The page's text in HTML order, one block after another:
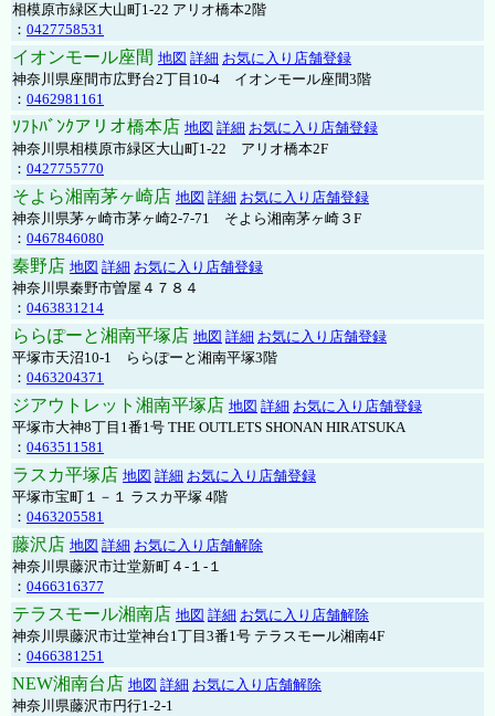
相模原市緑区大山町1-22 アリオ橋本2階
： 0427758531
イオンモール座間 地図 詳細 お気に入り店舗登録
神奈川県座間市広野台2丁目10-4 イオンモール座間3階
： 0462981161
ｿﾌﾄﾊﾞﾝｸアリオ橋本店 地図 詳細 お気に入り店舗登録
神奈川県相模原市緑区大山町1-22 アリオ橋本2F
： 0427755770
そよら湘南茅ヶ崎店 地図 詳細 お気に入り店舗登録
神奈川県茅ヶ崎市茅ヶ崎2‐7‐71 そよら湘南茅ヶ崎３F
： 0467846080
秦野店 地図 詳細 お気に入り店舗登録
神奈川県秦野市曽屋４７８４
： 0463831214
ららぽーと湘南平塚店 地図 詳細 お気に入り店舗登録
平塚市天沼10-1 ららぽーと湘南平塚3階
： 0463204371
ジアウトレット湘南平塚店 地図 詳細 お気に入り店舗登録
平塚市大神8丁目1番1号 THE OUTLETS SHONAN HIRATSUKA
： 0463511581
ラスカ平塚店 地図 詳細 お気に入り店舗登録
平塚市宝町１－１ ラスカ平塚 4階
： 0463205581
藤沢店 地図 詳細 お気に入り店舗解除
神奈川県藤沢市辻堂新町４-１-１
： 0466316377
テラスモール湘南店 地図 詳細 お気に入り店舗解除
神奈川県藤沢市辻堂神台1丁目3番1号 テラスモール湘南4F
： 0466381251
NEW湘南台店 地図 詳細 お気に入り店舗解除
神奈川県藤沢市円行1-2-1